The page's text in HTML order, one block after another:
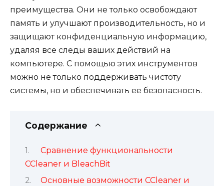
преимущества. Они не только освобождают
память и улучшают производительность, но и
защищают конфиденциальную информацию,
удаляя все следы ваших действий на
компьютере. С помощью этих инструментов
можно не только поддерживать чистоту
системы, но и обеспечивать ее безопасность.
Содержание
Сравнение функциональности
CCleaner и BleachBit
Основные возможности CCleaner и